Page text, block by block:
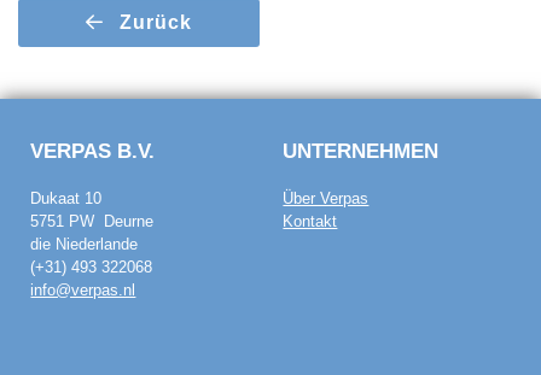
Zurück
VERPAS B.V.
Dukaat 10
5751 PW Deurne
die Niederlande
(+31) 493 322068
info@verpas.nl
UNTERNEHMEN
Über Verpas
Kontakt